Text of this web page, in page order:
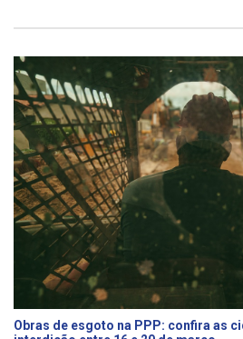
Obras de esgoto na PPP: confira as